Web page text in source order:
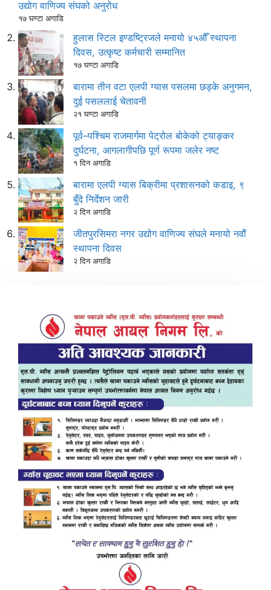
उद्योग वाणिज्य संघको अनुरोध
१७ घण्टा अगाडि
हुलास स्टिल इण्डष्ट्रिजले मनायो ४५औँ स्थापना
दिवस, उत्कृष्ट कर्मचारी सम्मानित
१७ घण्टा अगाडि
बारामा तीन वटा एलपी ग्यास पसलमा छड्के अनुगमन,
दुई पसललाई चेतावनी
२१ घण्टा अगाडि
पूर्व–पश्चिम राजमार्गमा पेट्रोल बोकेको ट्याङ्कर
दुर्घटना, आगलागीपछि पूर्ण रूपमा जलेर नष्ट
१ दिन अगाडि
बारामा एलपी ग्यास बिक्रीमा प्रशासनको कडाइ, ९
बुँदे निर्देशन जारी
२ दिन अगाडि
जीतपुरसिमरा नगर उद्योग वाणिज्य संघले मनायो नवौं
स्थापना दिवस
२ दिन अगाडि